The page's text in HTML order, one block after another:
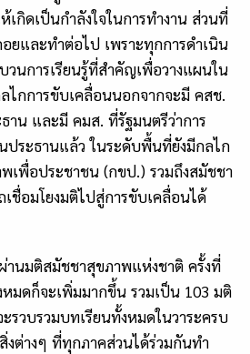
เกิดเป็นกำลังใจในการทำงาน ส่วนที่
ยและทำต่อไป เพราะทุกการดำเนิน
วนการเรียนรู้ที่สำคัญเพื่อวางแผนใน
ไกการขับเคลื่อนนอกจากจะมี คสช.
าน และมี คมส. ที่รัฐมนตรีว่าการ
ประธานแล้ว ในระดับพื้นที่ยังมีกลไก
เพื่อประชาชน (กขป.) รวมถึงสมัชชา
ชื่อมโยงมติไปสู่การขับเคลื่อนได้
านมติสมัชชาสุขภาพแห่งชาติ ครั้งที่
มดก็จะเพิ่มมากขึ้น รวมเป็น 103 มติ
รวบรวมบทเรียนทั้งหมดในวาระครบ
งต่างๆ ที่ทุกภาคส่วนได้ร่วมกันทำ